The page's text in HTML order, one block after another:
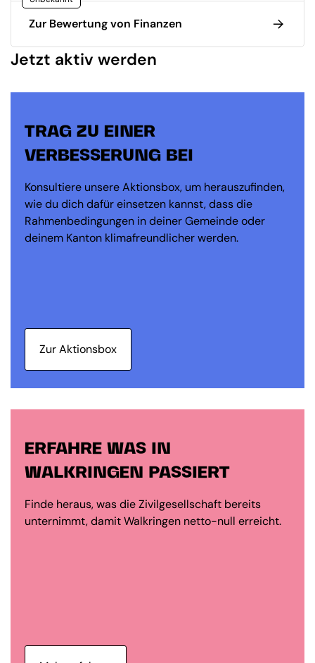
Zur Bewertung von Finanzen
Jetzt aktiv werden
TRAG ZU EINER
VERBESSERUNG BEI
Konsultiere unsere Aktionsbox, um herauszufinden,
wie du dich dafür einsetzen kannst, dass die
Rahmenbedingungen in deiner Gemeinde oder
deinem Kanton klimafreundlicher werden.
Zur Aktionsbox
ERFAHRE WAS IN
WALKRINGEN PASSIERT
Finde heraus, was die Zivilgesellschaft bereits
unternimmt, damit Walkringen netto-null erreicht.